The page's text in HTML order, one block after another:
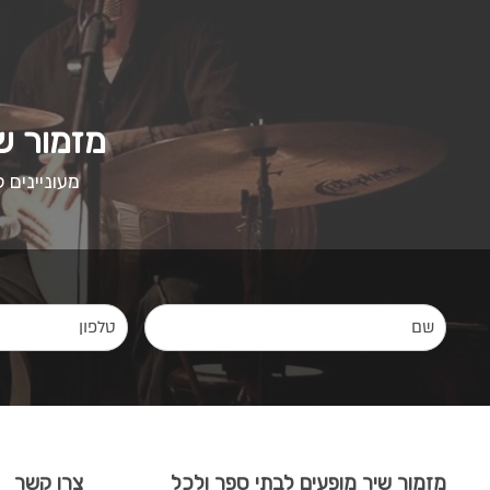
מזמור
מזמור שיר מופעים לבתי ספר ולכל צרו קשר